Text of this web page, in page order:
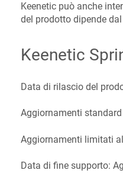
Keenetic può anche
del prodotto dipende
Keenetic
Data di rilascio del
Aggiornamenti
Aggiornamenti limitati
Data di fine supporto: